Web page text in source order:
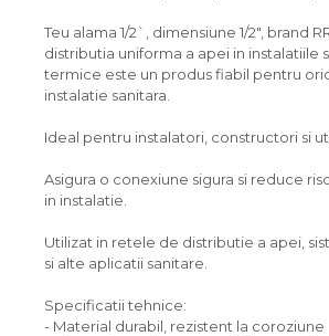
Teu alama 1/2`, dimensiune 1/2", brand
distributia uniforma a apei in instalatiile
termice este un produs fiabil pentru
instalatie sanitara.
Ideal pentru instalatori, constructori si
Asigura o conexiune sigura si reduce
in instalatie.
Utilizat in retele de distributie a apei,
si alte aplicatii sanitare.
Specificatii tehnice:
- Material durabil, rezistent la coroziune